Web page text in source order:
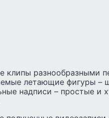
клипы разнообразными
летающие фигуры –
надписи – простые